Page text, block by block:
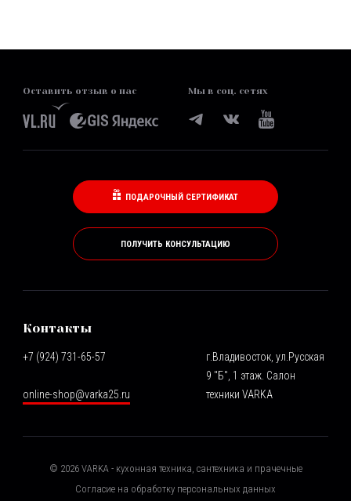
Оставить отзыв о нас Мы в соц. сетях
ПОДАРОЧНЫЙ СЕРТИФИКАТ
ПОЛУЧИТЬ КОНСУЛЬТАЦИЮ
Контакты
+7 (924) 731-65-57
online-shop@varka25.ru
г.Владивосток, ул.Русская
9 "Б", 1 этаж. Салон
техники VARKA
© 2026VARKA - кухонная техника, сантехника и прачечные
Согласие на обработку персональных данных